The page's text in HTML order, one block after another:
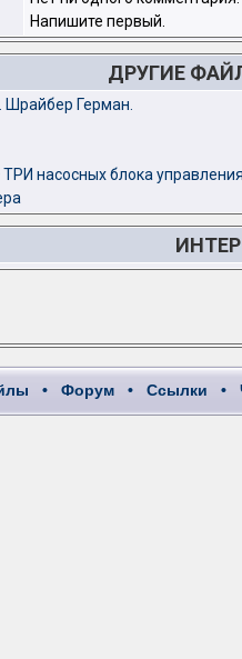
Напишите первый.
ДРУГИЕ
Шрайбер Герман.
насосных блока
• Форум • Ссылки •